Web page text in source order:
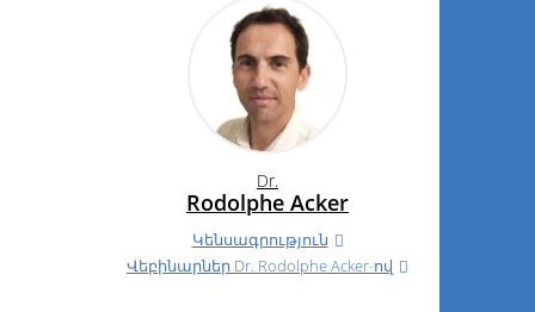
Dr.
Rodolphe Acker
Կենսագրություն
Վեբինարներ Dr. Rodolphe Acker-ով